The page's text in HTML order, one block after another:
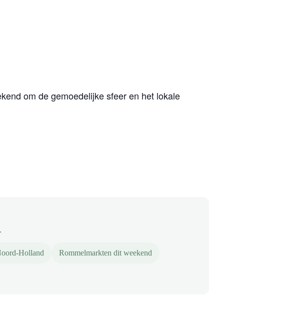
om de gemoedelijke sfeer en het lokale
Holland Rommelmarkten dit weekend